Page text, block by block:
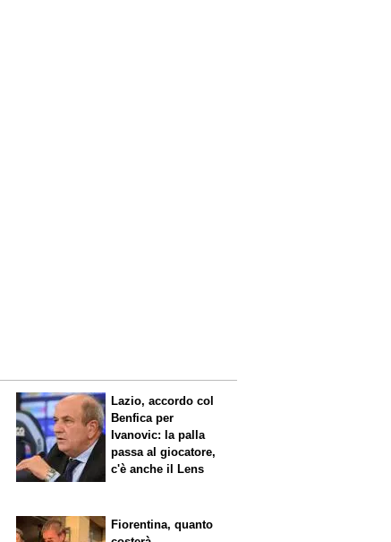
Lazio, accordo col
Benfica per
Ivanovic: la palla
passa al giocatore,
c'è anche il Lens
Fiorentina, quanto